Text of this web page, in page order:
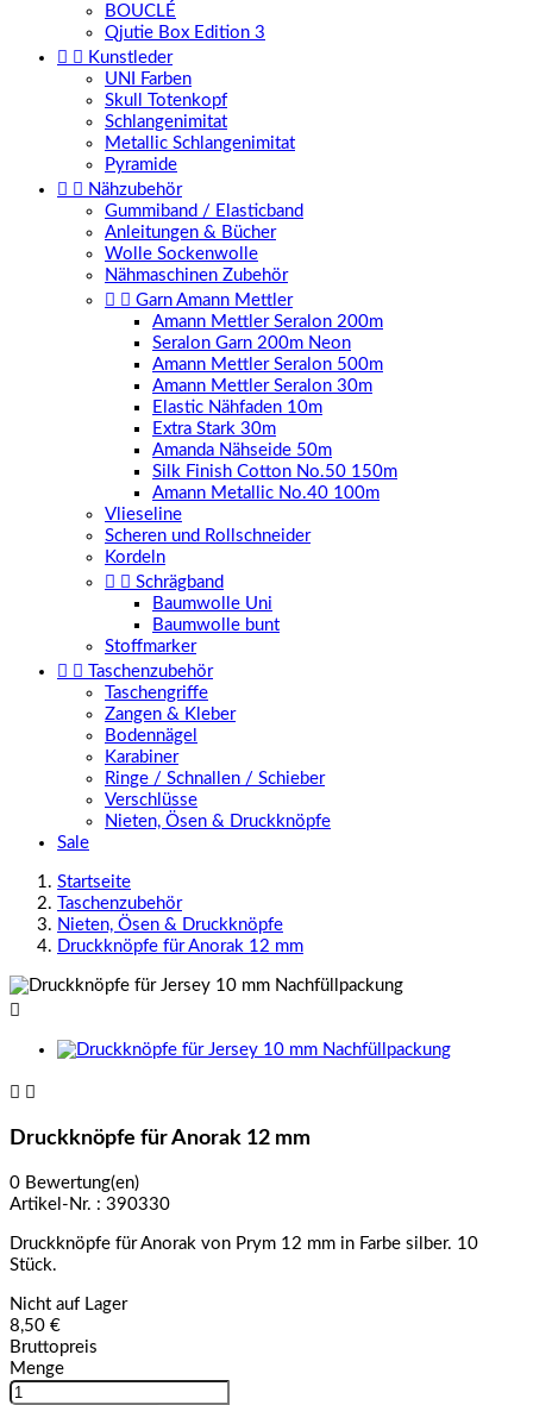
BOUCLÉ
Qjutie Box Edition 3
  Kunstleder
UNI Farben
Skull Totenkopf
Schlangenimitat
Metallic Schlangenimitat
Pyramide
  Nähzubehör
Gummiband / Elasticband
Anleitungen & Bücher
Wolle Sockenwolle
Nähmaschinen Zubehör
  Garn Amann Mettler
Amann Mettler Seralon 200m
Seralon Garn 200m Neon
Amann Mettler Seralon 500m
Amann Mettler Seralon 30m
Elastic Nähfaden 10m
Extra Stark 30m
Amanda Nähseide 50m
Silk Finish Cotton No.50 150m
Amann Metallic No.40 100m
Vlieseline
Scheren und Rollschneider
Kordeln
  Schrägband
Baumwolle Uni
Baumwolle bunt
Stoffmarker
 
Taschenzubehör
Taschengriffe
Zangen & Kleber
Bodennägel
Karabiner
Ringe / Schnallen / Schieber
Verschlüsse
Nieten, Ösen & Druckknöpfe
Sale
Startseite
Taschenzubehör
Nieten, Ösen & Druckknöpfe
Druckknöpfe für Anorak 12 mm

 
Druckknöpfe für Anorak 12 mm
0 Bewertung(en)
Artikel-Nr. : 390330
Druckknöpfe für Anorak von Prym 12 mm in Farbe silber. 10
Stück.
Nicht auf Lager
8,50 €
Bruttopreis
Menge